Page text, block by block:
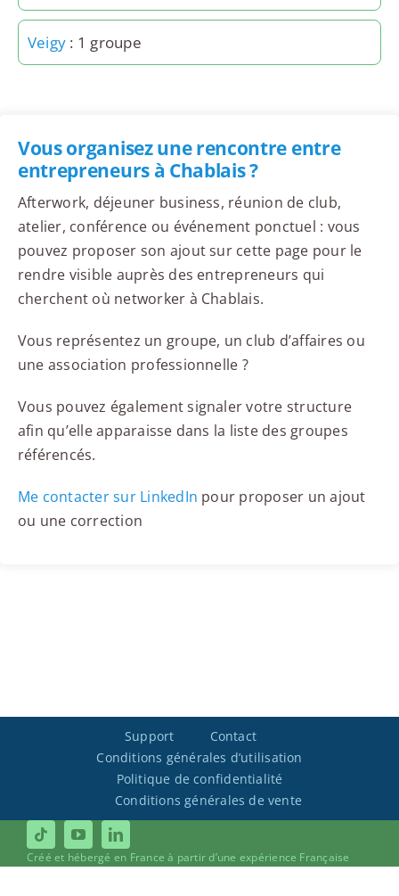
Veigy : 1 groupe
Vous organisez une rencontre entre
entrepreneurs à Chablais ?
Afterwork, déjeuner business, réunion de club,
atelier, conférence ou événement ponctuel : vous
pouvez proposer son ajout sur cette page pour le
rendre visible auprès des entrepreneurs qui
cherchent où networker à Chablais.
Vous représentez un groupe, un club d’affaires ou
une association professionnelle ?
Vous pouvez également signaler votre structure
afin qu’elle apparaisse dans la liste des groupes
référencés.
Me contacter sur LinkedIn pour proposer un ajout
ou une correction
Support
Contact
Conditions générales d’utilisation
Politique de confidentialité
Conditions générales de vente
Créé et hébergé en France à partir d’une expérience Française